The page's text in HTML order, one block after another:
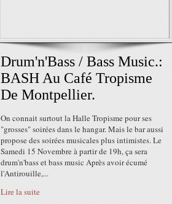
Drum'n'Bass / Bass Music.:
BASH Au Café Tropisme
De Montpellier.
On connait surtout la Halle Tropisme pour ses
"grosses" soirées dans le hangar. Mais le bar aussi
propose des soirées musicales plus intimistes. Le
Samedi 15 Novembre à partir de 19h, ça sera
drum'n'bass et bass music Après avoir écumé
l'Antirouille,...
Lire la suite